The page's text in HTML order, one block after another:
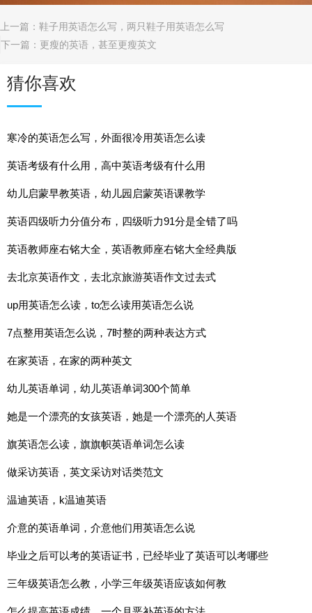
上一篇： 鞋子用英语怎么写，两只鞋子用英语怎么写
下一篇： 更瘦的英语，甚至更瘦英文
猜你喜欢
寒冷的英语怎么写，外面很冷用英语怎么读
英语考级有什么用，高中英语考级有什么用
幼儿启蒙早教英语，幼儿园启蒙英语课教学
英语四级听力分值分布，四级听力91分是全错了吗
英语教师座右铭大全，英语教师座右铭大全经典版
去北京英语作文，去北京旅游英语作文过去式
up用英语怎么读，to怎么读用英语怎么说
7点整用英语怎么说，7时整的两种表达方式
在家英语，在家的两种英文
幼儿英语单词，幼儿英语单词300个简单
她是一个漂亮的女孩英语，她是一个漂亮的人英语
旗英语怎么读，旗旗帜英语单词怎么读
做采访英语，英文采访对话类范文
温迪英语，k温迪英语
介意的英语单词，介意他们用英语怎么说
毕业之后可以考的英语证书，已经毕业了英语可以考哪些
三年级英语怎么教，小学三年级英语应该如何教